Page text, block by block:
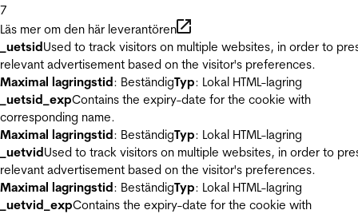
7
Läs mer om den här leverantören
_uetsidUsed to track visitors on multiple websites, in order to
relevant advertisement based on the visitor's preferences.
Maximal lagringstid: BeständigTyp: Lokal HTML-lagring
_uetsid_expContains the expiry-date for the cookie with
corresponding name.
Maximal lagringstid: BeständigTyp: Lokal HTML-lagring
_uetvidUsed to track visitors on multiple websites, in order to
relevant advertisement based on the visitor's preferences.
Maximal lagringstid: BeständigTyp: Lokal HTML-lagring
_uetvid_expContains the expiry-date for the cookie with